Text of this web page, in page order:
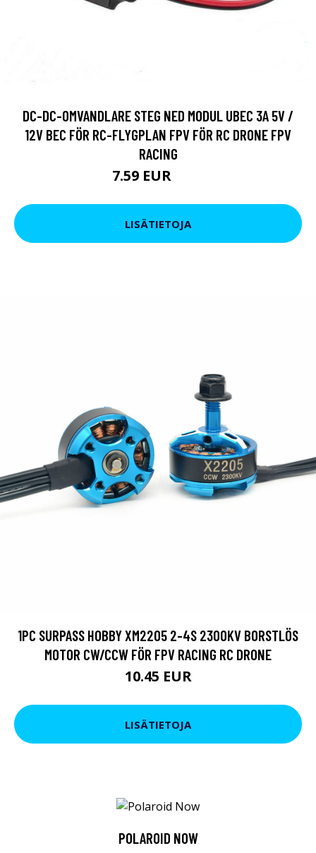
DC-DC-OMVANDLARE STEG NED MODUL UBEC 3A 5V /
12V BEC FÖR RC-FLYGPLAN FPV FÖR RC DRONE FPV
RACING
7.59 EUR
LISÄTIETOJA
1PC SURPASS HOBBY XM2205 2-4S 2300KV BORSTLÖS
MOTOR CW/CCW FÖR FPV RACING RC DRONE
10.45 EUR
LISÄTIETOJA
POLAROID NOW